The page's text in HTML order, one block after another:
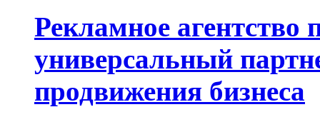
Рекламное агентство
универсальный
продвижения бизнеса